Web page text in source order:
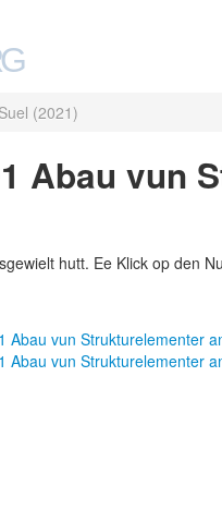
(2021)
Abau vun
hutt. Ee Klick op den
Abau vun Strukturelementer
Abau vun Strukturelementer